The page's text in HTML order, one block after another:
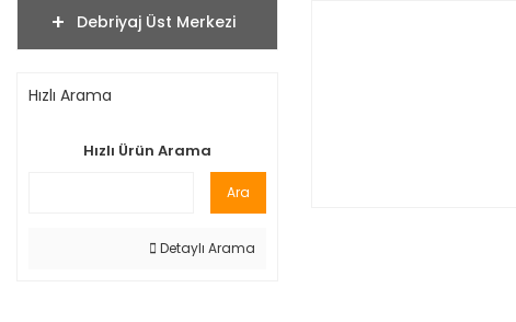
Debriyaj Üst Merkezi
Hızlı Arama
Hızlı Ürün Arama
Ara
Detaylı Arama